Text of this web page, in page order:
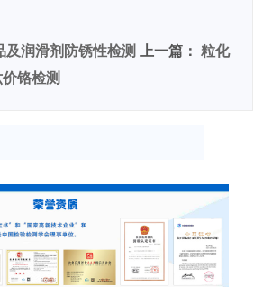
及润滑剂防锈性检测 上一篇： 粒化
铬检测